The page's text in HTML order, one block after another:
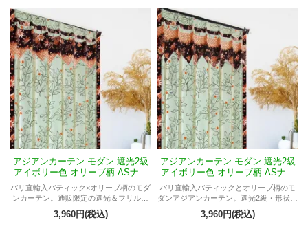
アジアンカーテン モダン 遮光2級
アイボリー色 オリーブ柄 ASナッ
ツMプリンセス
バリ直輸入バティック×オリーブ柄のモダ
ンカーテン。通販限定の遮光＆フリル仕
様で癒しの窓辺に。
3,960円(税込)
アジアンカーテン モダン 遮光2級
アイボリー色 オリーブ柄 ASナッ
ツMクイーン
バリ直輸入バティックとオリーブ柄のモ
ダンアジアンカーテン。遮光2級・形状記
憶のオーダー仕様。
3,960円(税込)